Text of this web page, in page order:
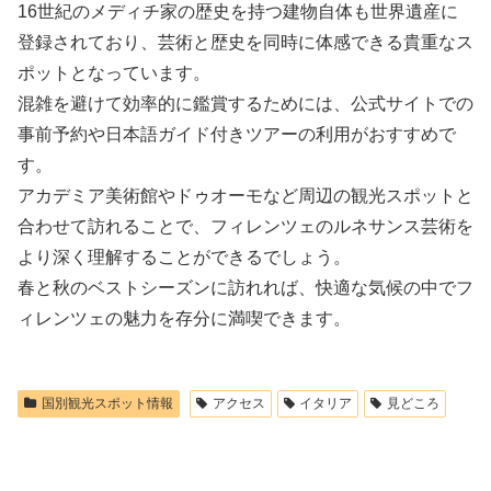
16世紀のメディチ家の歴史を持つ建物自体も世界遺産に
登録されており、芸術と歴史を同時に体感できる貴重なス
ポットとなっています。
混雑を避けて効率的に鑑賞するためには、公式サイトでの
事前予約や日本語ガイド付きツアーの利用がおすすめで
す。
アカデミア美術館やドゥオーモなど周辺の観光スポットと
合わせて訪れることで、フィレンツェのルネサンス芸術を
より深く理解することができるでしょう。
春と秋のベストシーズンに訪れれば、快適な気候の中でフ
ィレンツェの魅力を存分に満喫できます。
国別観光スポット情報 アクセス イタリア 見どころ